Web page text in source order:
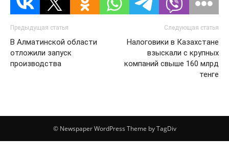
Предыдущая статья
В Алматинской области
отложили запуск
производства
Следующая статья
Налоговики в Казахстане
взыскали с крупных
компаний свыше 160 млрд
тенге
© Newspaper WordPress Theme by TagDiv